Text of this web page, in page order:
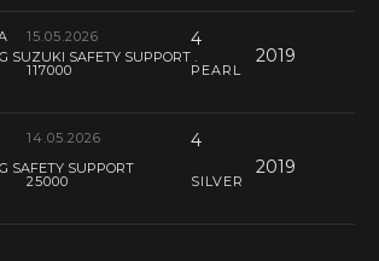
15.05.2026 4
G SUZUKI SAFETY SUPPORT . 2019
117000 PEARL
14.05.2026
4
G SAFETY SUPPORT 2019
25000 SILVER